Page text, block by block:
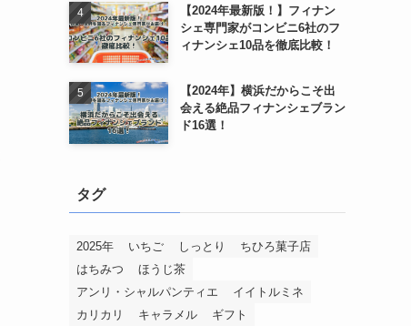
【2024年最新版！】フィナン
シェ専門家がコンビニ6社のフ
ィナンシェ10品を徹底比較！
【2024年】横浜だからこそ出
会える絶品フィナンシェブラン
ド16選！
タグ
2025年 いちご しっとり
ちひろ菓子店
はちみつ
ほうじ茶
アンリ・シャルパンティエ
イイトルミネ
カリカリ
キャラメル
ギフト